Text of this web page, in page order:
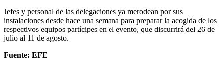
Jefes y personal de las delegaciones ya merodean por sus
instalaciones desde hace una semana para preparar la acogida de los
respectivos equipos partícipes en el evento, que discurrirá del 26 de
julio al 11 de agosto.
Fuente: EFE